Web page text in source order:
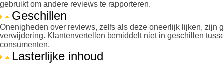
gebruikt om andere reviews te rapporteren.
Geschillen
Onenigheden over reviews, zelfs als deze oneerlijk lijken, zijn
verwijdering. Klantenvertellen bemiddelt niet in geschillen
consumenten.
Lasterlijke inhoud